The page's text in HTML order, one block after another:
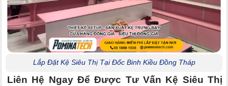
Lắp Đặt Kệ Siêu Thị Tại Đốc Binh Kiều Đồng Tháp
Liên Hệ Ngay Để Được Tư Vấn Kệ Siêu Thị